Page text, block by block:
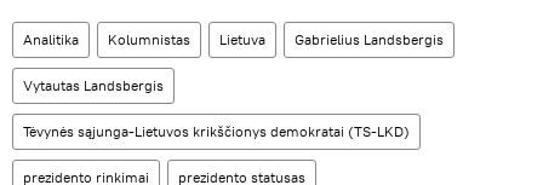
Analitika Kolumnistas Lietuva Gabrielius Landsbergis
Vytautas Landsbergis
Tėvynės sąjunga-Lietuvos krikščionys demokratai (TS-LKD)
prezidento rinkimai prezidento statusas